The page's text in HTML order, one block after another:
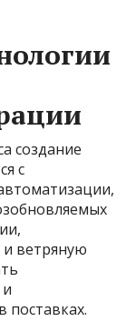
создание
с
ветряную
поставках.